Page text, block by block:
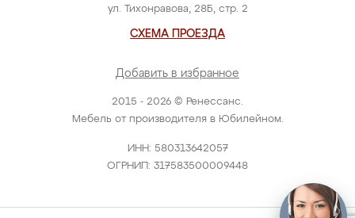
2015 - 2026 © Ренессанс.
Мебель от производителя в Юбилейном.
ИНН: 580313642057
ОГРНИП: 317583500009448
ул. Тихонравова, 28Б, стр. 2
СХЕМА ПРОЕЗДА
Добавить в избранное